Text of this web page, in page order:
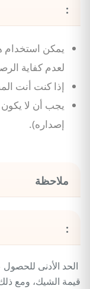
:
يمكن استخدام
لعدم كفاية
إذا كنت أنت
إصداره).
ملاحظة
:
قيمة الشيك، ومع